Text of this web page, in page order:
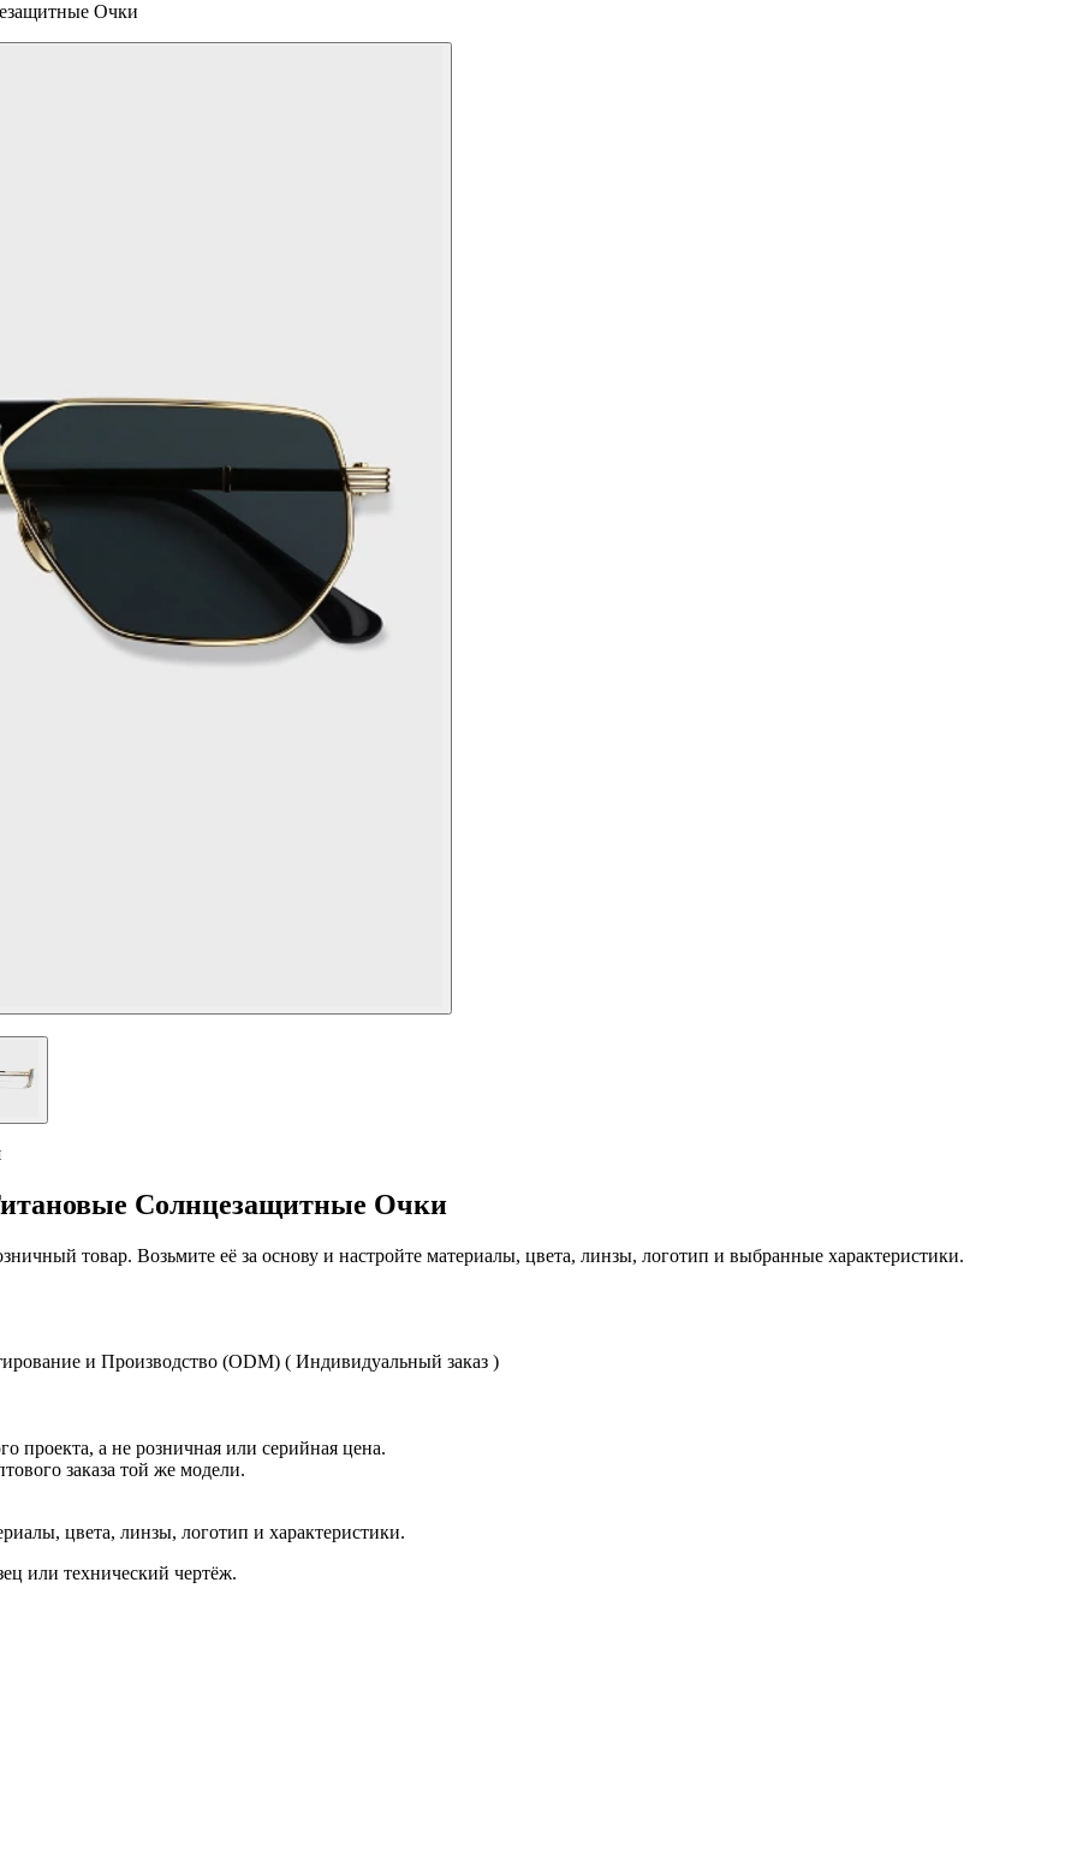
Очки
Солнцезащитные Очки
товар. Возьмите её за основу и настройте материалы, цвета, линзы, логотип и выбранные характеристики.
и Производство (ODM) ( Индивидуальный заказ )
проекта, а не розничная или серийная цена.
заказа той же модели.
цвета, линзы, логотип и характеристики.
или технический чертёж.